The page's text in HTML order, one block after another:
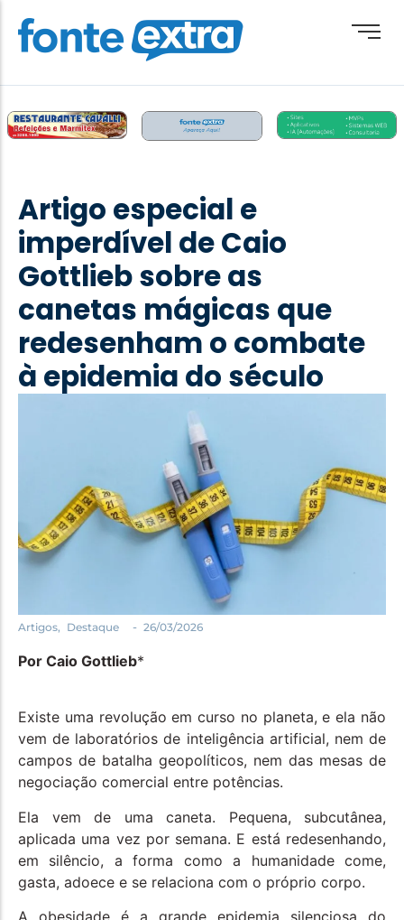
Destaque
Esporte
Geral
Obituário
Paraguai
Paraná
Artigo especial e
imperdível de Caio
Gottlieb sobre as
canetas mágicas que
redesenham o combate
à epidemia do século
Artigos, Destaque - 26/03/2026
Por Caio Gottlieb*
Existe uma revolução em curso no planeta, e ela não
vem de laboratórios de inteligência artificial, nem de
campos de batalha geopolíticos, nem das mesas de
negociação comercial entre potências.
Ela vem de uma caneta. Pequena, subcutânea,
aplicada uma vez por semana. E está redesenhando,
em silêncio, a forma como a humanidade come,
gasta, adoece e se relaciona com o próprio corpo.